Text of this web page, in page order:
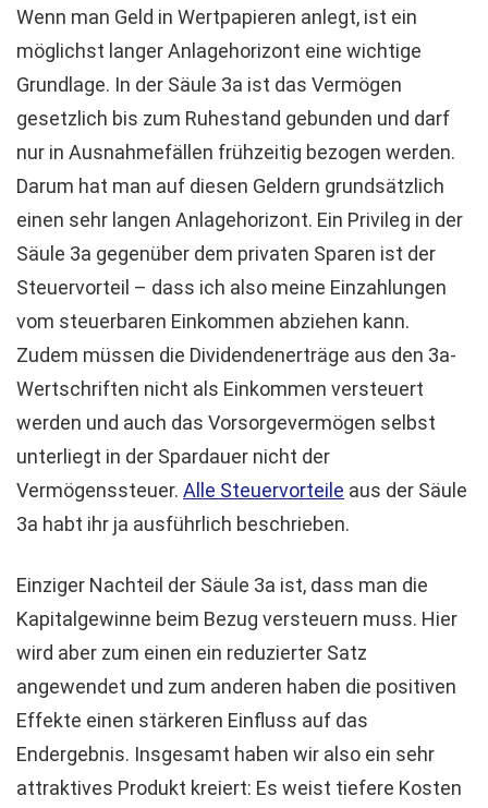
Wenn man Geld in Wertpapieren anlegt, ist ein
möglichst langer Anlagehorizont eine wichtige
Grundlage. In der Säule 3a ist das Vermögen
gesetzlich bis zum Ruhestand gebunden und darf
nur in Ausnahmefällen frühzeitig bezogen werden.
Darum hat man auf diesen Geldern grundsätzlich
einen sehr langen Anlagehorizont. Ein Privileg in der
Säule 3a gegenüber dem privaten Sparen ist der
Steuervorteil – dass ich also meine Einzahlungen
vom steuerbaren Einkommen abziehen kann.
Zudem müssen die Dividendenerträge aus den 3a-
Wertschriften nicht als Einkommen versteuert
werden und auch das Vorsorgevermögen selbst
unterliegt in der Spardauer nicht der
Vermögenssteuer. Alle Steuervorteile aus der Säule
3a habt ihr ja ausführlich beschrieben.
Einziger Nachteil der Säule 3a ist, dass man die
Kapitalgewinne beim Bezug versteuern muss. Hier
wird aber zum einen ein reduzierter Satz
angewendet und zum anderen haben die positiven
Effekte einen stärkeren Einfluss auf das
Endergebnis. Insgesamt haben wir also ein sehr
attraktives Produkt kreiert: Es weist tiefere Kosten